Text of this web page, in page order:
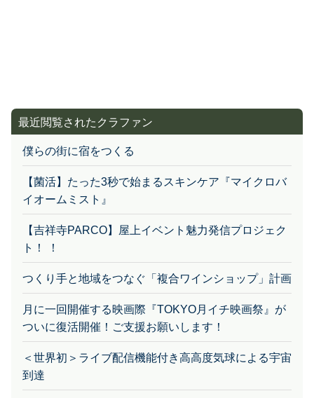
最近閲覧されたクラファン
僕らの街に宿をつくる
【菌活】たった3秒で始まるスキンケア『マイクロバ
イオームミスト』
【吉祥寺PARCO】屋上イベント魅力発信プロジェク
ト！ ！
つくり手と地域をつなぐ「複合ワインショップ」計画
月に一回開催する映画際『TOKYO月イチ映画祭』が
ついに復活開催！ご支援お願いします！
＜世界初＞ライブ配信機能付き高高度気球による宇宙
到達